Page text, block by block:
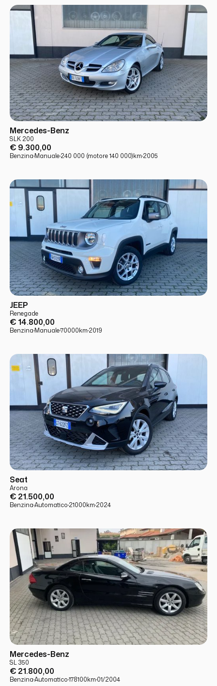
USATO PRONTA CONSEGNA
Mercedes-Benz
SLK 200
€ 9.300,00
Benzina·Manuale·240 000 (motore 140 000)km·2005
USATO
JEEP
Renegade
€ 14.800,00
Benzina·Manuale·70000km·2019
USATO
Seat
Arona
€ 21.500,00
Benzina·Automatico·21000km·2024
USATO PRONTA CONSEGNA
Mercedes-Benz
SL 350
€ 21.800,00
Benzina·Automatico·178100km·01/2004